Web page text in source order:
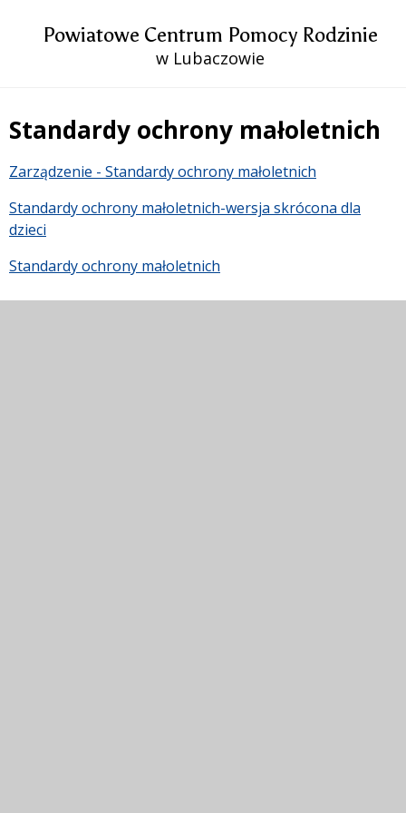
Powiatowe Centrum Pomocy Rodzinie
w Lubaczowie
Standardy ochrony małoletnich
Treść
Zarządzenie - Standardy ochrony małoletnich
Standardy ochrony małoletnich-wersja skrócona dla
dzieci
Standardy ochrony małoletnich